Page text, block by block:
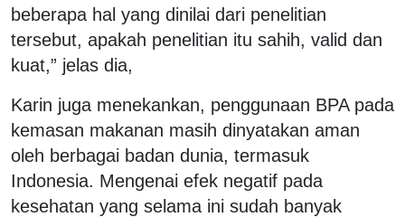
beberapa hal yang dinilai dari penelitian
tersebut, apakah penelitian itu sahih, valid dan
kuat,” jelas dia,
Karin juga menekankan, penggunaan BPA pada
kemasan makanan masih dinyatakan aman
oleh berbagai badan dunia, termasuk
Indonesia. Mengenai efek negatif pada
kesehatan yang selama ini sudah banyak